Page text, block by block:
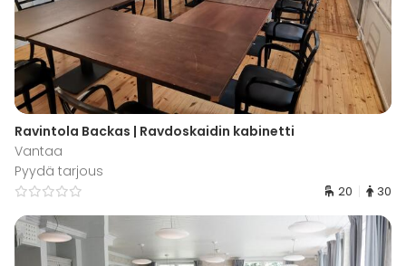
Ravintola Backas | Ravdoskaidin kabinetti
Vantaa
Pyydä tarjous
20 30